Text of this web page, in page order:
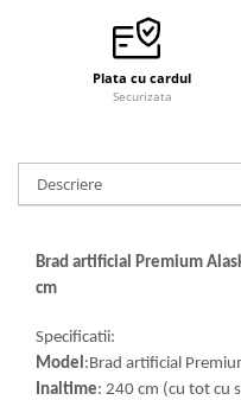
Plata cu cardul
Securizata
Descriere
Brad artificial Premium
cm
Specificatii:
Model:Brad artificial
Inaltime: 240 cm (cu tot cu